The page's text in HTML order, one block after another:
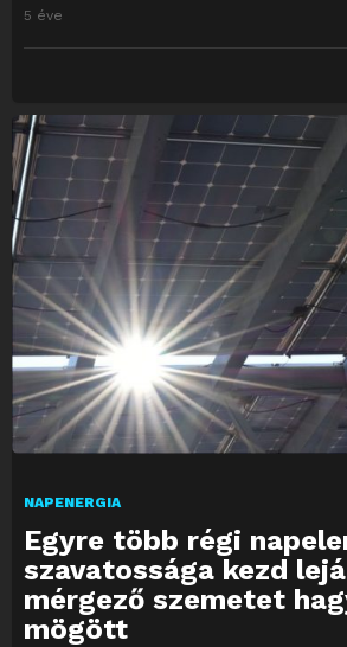
5 éve
NAPENERGIA
Egyre több régi
szavatossága kezd
mérgező szemetet
mögött